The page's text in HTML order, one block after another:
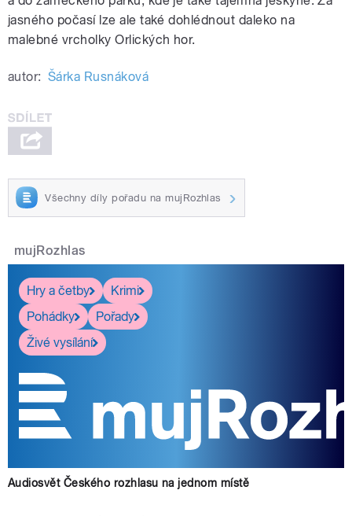
jasného počasí lze ale také dohlédnout daleko na
malebné vrcholky Orlických hor.
autor: Šárka Rusnáková
Všechny díly pořadu na mujRozhlas
mujRozhlas
Hry a četby
Krimi
Pohádky
Pořady
Živé vysílání
Audiosvět Českého rozhlasu na jednom místě